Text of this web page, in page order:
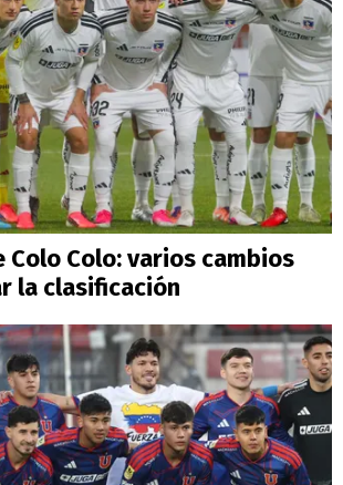
Colo Colo: varios cambios
la clasificación